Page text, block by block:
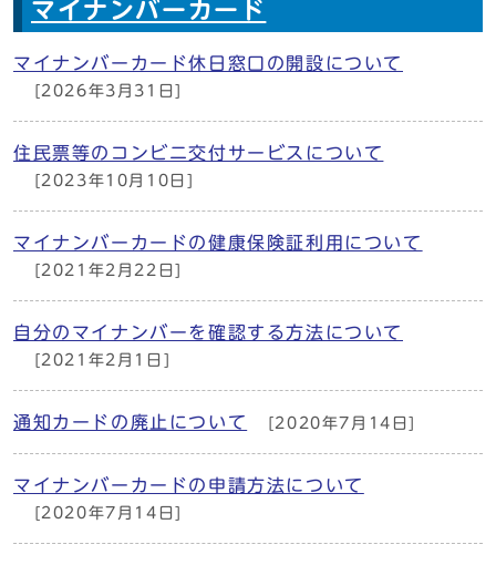
マイナンバーカード
マイナンバーカード休日窓口の開設について
[2026年3月31日]
住民票等のコンビニ交付サービスについて
[2023年10月10日]
マイナンバーカードの健康保険証利用について
[2021年2月22日]
自分のマイナンバーを確認する方法について
[2021年2月1日]
通知カードの廃止について [2020年7月14日]
マイナンバーカードの申請方法について
[2020年7月14日]